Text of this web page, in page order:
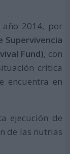
año 2014, por
Supervivencia
Fund), con
crítica
encuentra en
ejecución de
de las nutrias